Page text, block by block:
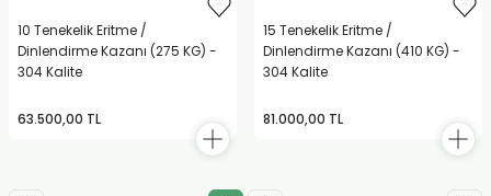
10 Tenekelik Eritme /
Dinlendirme Kazanı (275 KG) -
304 Kalite
63.500,00 TL
15 Tenekelik Eritme /
Dinlendirme Kazanı (410 KG) -
304 Kalite
81.000,00 TL